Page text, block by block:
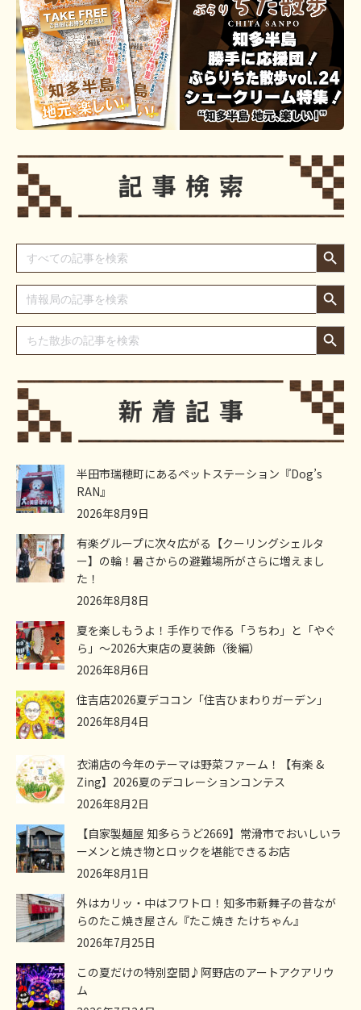
Search
for:
Search Button
Search
for:
Search Button
Search
for:
Search Button
半田市瑞穂町にあるペットステーション『Dog’s
RAN』
2026年8月9日
有楽グループに次々広がる【クーリングシェルタ
ー】の輪！暑さからの避難場所がさらに増えまし
た！
2026年8月8日
夏を楽しもうよ！手作りで作る「うちわ」と「やぐ
ら」～2026大東店の夏装飾（後編）
2026年8月6日
住吉店2026夏デココン「住吉ひまわりガーデン」
2026年8月4日
衣浦店の今年のテーマは野菜ファーム！【有楽 &
Zing】2026夏のデコレーションコンテス
2026年8月2日
【自家製麺屋 知多らうど2669】常滑市でおいしいラ
ーメンと焼き物とロックを堪能できるお店
2026年8月1日
外はカリッ・中はフワトロ！知多市新舞子の昔なが
らのたこ焼き屋さん『たこ焼き たけちゃん』
2026年7月25日
この夏だけの特別空間♪阿野店のアートアクアリウ
ム